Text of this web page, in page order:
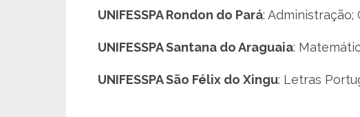
UNIFESSPA Rondon do Pará: Administração;
UNIFESSPA Santana do Araguaia:
UNIFESSPA São Félix do Xingu: Letras